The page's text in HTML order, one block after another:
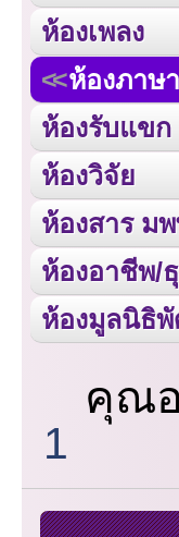
ห้องเพลง
ห้องภาษ
ห้องรับแขก
ห้องวิจัย
ห้องสาร ม
ห้องอาชีพ/
ห้องมูลนิธิ
คุณ
1